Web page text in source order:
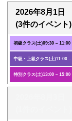
2026年8月1日
(3件のイベント)
初級クラス(土)09:30 – 11:00
中級・上級クラス(土)11:00 –
特別クラス(土)13:00 – 15:00